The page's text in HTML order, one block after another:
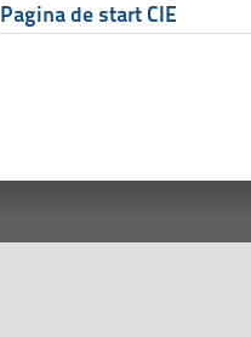
Pagina de start CIE